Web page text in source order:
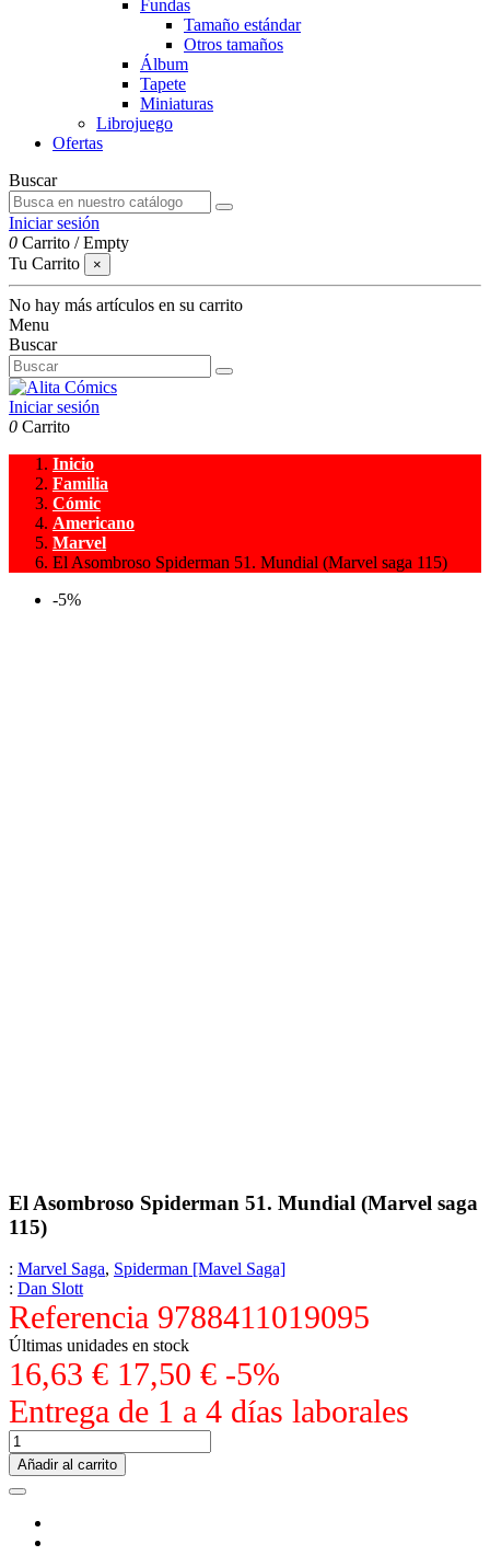
Fundas
Tamaño estándar
Otros tamaños
Álbum
Tapete
Miniaturas
Librojuego
Ofertas
Buscar
Iniciar sesión
0 Carrito /Empty
Tu Carrito
×
No hay más artículos en su carrito
Menu
Buscar
Iniciar sesión
0 Carrito
Inicio
Familia
Cómic
Americano
Marvel
El Asombroso Spiderman 51. Mundial (Marvel saga 115)
-5%
El Asombroso Spiderman 51. Mundial (Marvel saga
115)
: Marvel Saga, Spiderman [Mavel Saga]
: Dan Slott
Referencia 9788411019095
Últimas unidades en stock
16,63 € 17,50 € -5%
Entrega de 1 a 4 días laborales
Añadir al carrito